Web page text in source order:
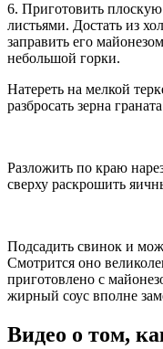
6. Приготовить
листьями. Достать из
заправить его
небольшой горки.
Натереть на мелкой
разбросать зерна
Разложить по краю
сверху раскрошить
Подсадить свинок и
Смотрится оно
приготовлено с
жирный соус вполне
Видео о том,